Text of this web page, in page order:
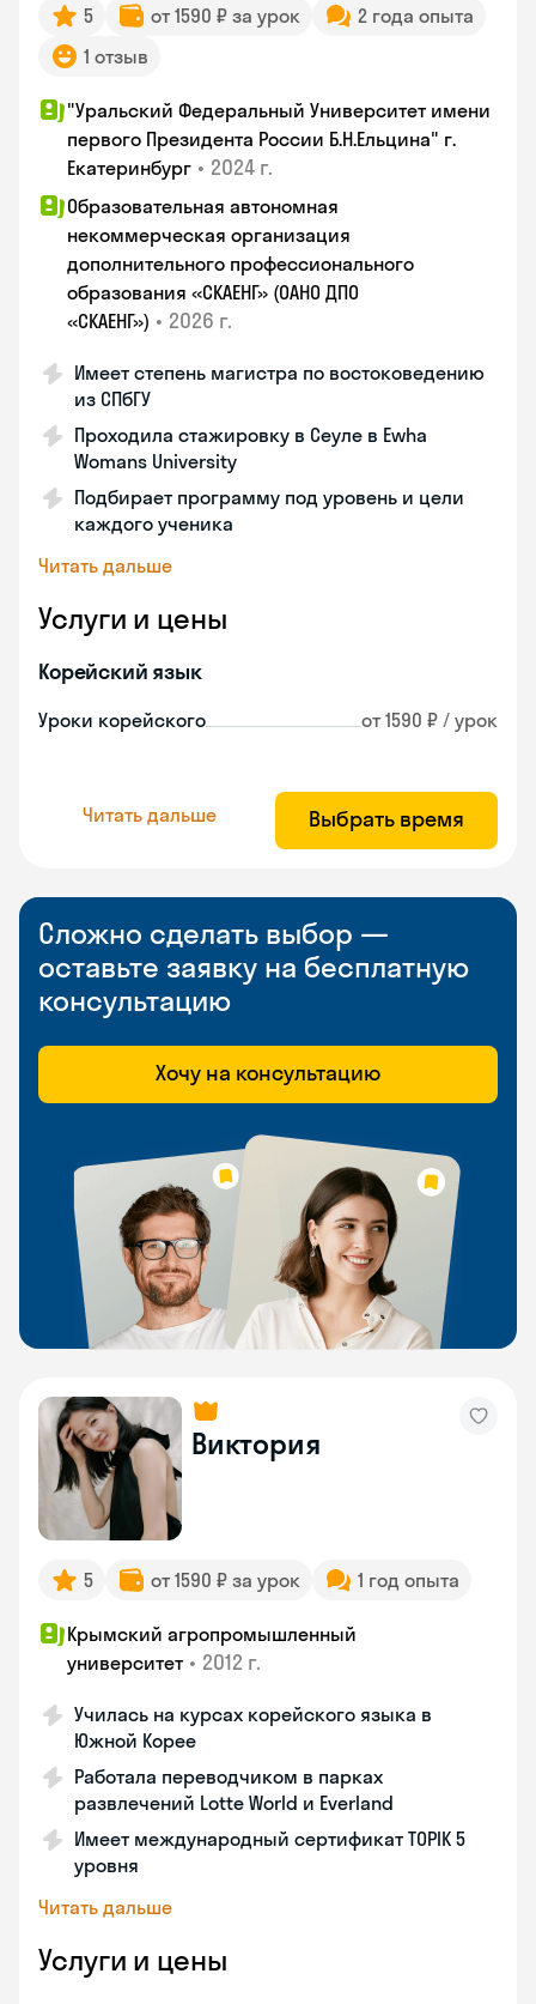
5 от 1590 ₽ за урок
2 года опыта
1 отзыв
"Уральский Федеральный Университет имени
первого Президента России Б.Н.Ельцина" г.
Екатеринбург • 2024 г.
Образовательная автономная
некоммерческая организация
дополнительного профессионального
образования «СКАЕНГ» (ОАНО ДПО
«СКАЕНГ») • 2026 г.
Имеет степень магистра по востоковедению
из СПбГУ
Проходила стажировку в Сеуле в Ewha
Womans University
Подбирает программу под уровень и цели
каждого ученика
Читать дальше
Услуги и цены
Корейский язык
Уроки корейского от 1590 ₽ / урок
Читать дальше Выбрать время
Сложно сделать выбор —
оставьте заявку на бесплатную
консультацию
Хочу на консультацию
Виктория
5 от 1590 ₽ за урок 1 год опыта
Крымский агропромышленный
университет • 2012 г.
Училась на курсах корейского языка в
Южной Корее
Работала переводчиком в парках
развлечений Lotte World и Everland
Имеет международный сертификат TOPIK 5
уровня
Читать дальше
Услуги и цены